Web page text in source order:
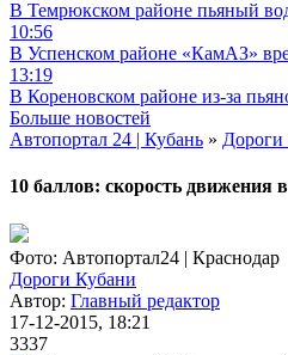
В Темрюкском районе пьяный
10:56
В Успенском районе «КамАЗ»
13:19
В Кореновском районе из-за
Больше новостей
Автопортал 24 | Кубань » Дороги
10 баллов: скорость движения
Фото: Автопортал24 | Краснодар
Дороги Кубани
Автор: Главный редактор
17-12-2015, 18:21
3337